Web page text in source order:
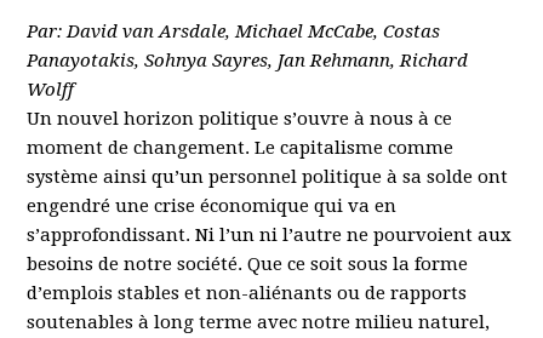
Par: David van Arsdale, Michael McCabe, Costas
Panayotakis, Sohnya Sayres, Jan Rehmann, Richard
Wolff
Un nouvel horizon politique s’ouvre à nous à ce
moment de changement. Le capitalisme comme
système ainsi qu’un personnel politique à sa solde ont
engendré une crise économique qui va en
s’approfondissant. Ni l’un ni l’autre ne pourvoient aux
besoins de notre société. Que ce soit sous la forme
d’emplois stables et non-aliénants ou de rapports
soutenables à long terme avec notre milieu naturel,